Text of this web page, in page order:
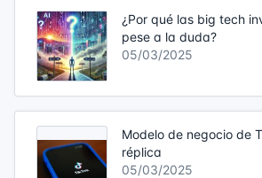
¿Por qué las big tech
pese a la duda?
05/03/2025
Modelo de negocio de
réplica
05/03/2025